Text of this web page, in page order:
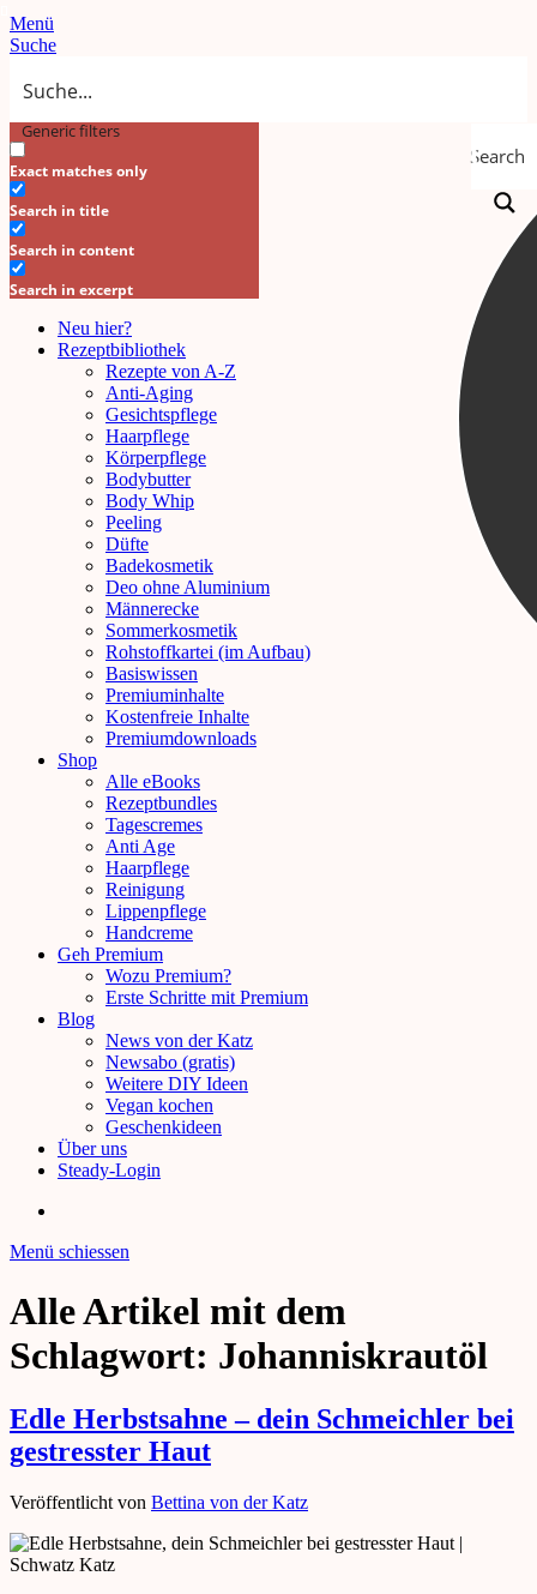
Menü
Suche
Search
Generic filters
Exact matches only
Search in title
Search in content
Search in excerpt
Neu hier?
Rezeptbibliothek
Rezepte von A-Z
Anti-Aging
Gesichtspflege
Haarpflege
Körperpflege
Bodybutter
Body Whip
Peeling
Düfte
Badekosmetik
Deo ohne Aluminium
Männerecke
Sommerkosmetik
Rohstoffkartei (im Aufbau)
Basiswissen
Premiuminhalte
Kostenfreie Inhalte
Premiumdownloads
Shop
Alle eBooks
Rezeptbundles
Tagescremes
Anti Age
Haarpflege
Reinigung
Lippenpflege
Handcreme
Geh Premium
Wozu Premium?
Erste Schritte mit Premium
Blog
News von der Katz
Newsabo (gratis)
Weitere DIY Ideen
Vegan kochen
Geschenkideen
Über uns
Steady-Login
Menü schiessen
Alle Artikel mit dem
Schlagwort: Johanniskrautöl
Edle Herbstsahne – dein Schmeichler bei
gestresster Haut
Veröffentlicht von Bettina von der Katz